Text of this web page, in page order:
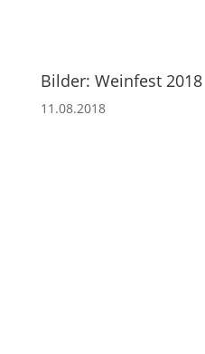
Bilder: Weinfest 2018
11.08.2018